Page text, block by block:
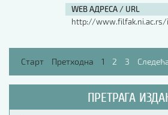
WEB АДРЕСА / URL
http://www.filfak.ni.ac.rs/
Старт Претходна 1 2 3
ПРЕТРАГА